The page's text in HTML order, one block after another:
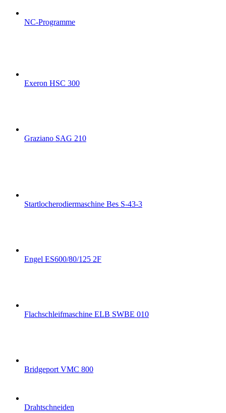
NC-Programme
Exeron HSC 300
Graziano SAG 210
Startlocherodiermaschine Bes S-43-3
Engel ES600/80/125 2F
Flachschleifmaschine ELB SWBE 010
Bridgeport VMC 800
Drahtschneiden